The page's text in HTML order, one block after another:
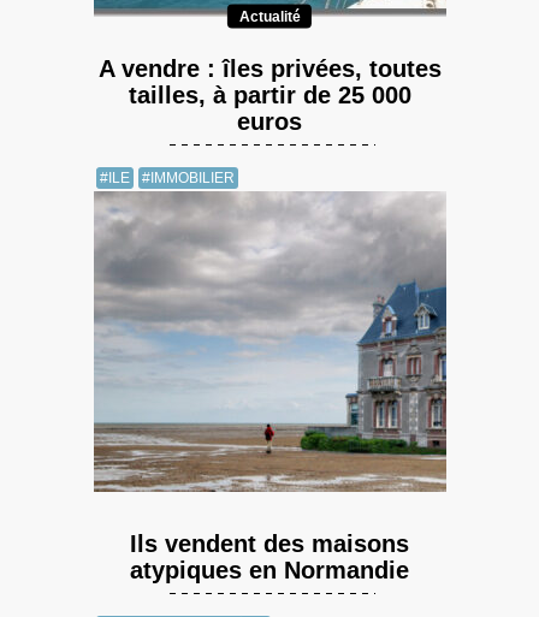
Actualité
A vendre : îles privées, toutes
tailles, à partir de 25 000
euros
#ILE #IMMOBILIER
Ils vendent des maisons
atypiques en Normandie